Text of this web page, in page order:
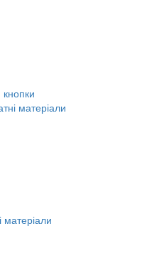
кнопки
матеріали
матеріали